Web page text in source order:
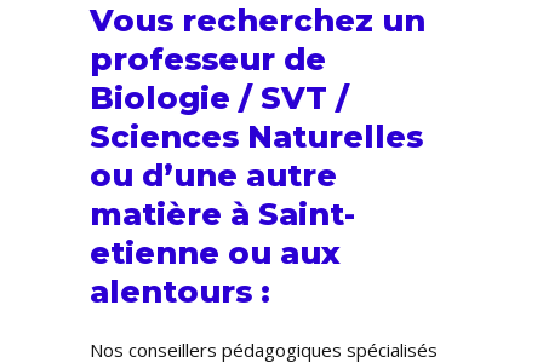
Vous recherchez un
professeur de
Biologie / SVT /
Sciences Naturelles
ou d’une autre
matière à Saint-
etienne ou aux
alentours :
Nos conseillers pédagogiques spécialisés